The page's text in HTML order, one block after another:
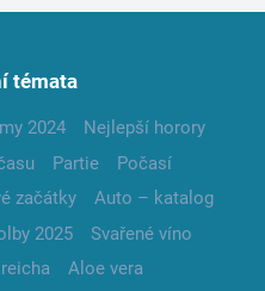
témata
2024
Nejlepší horory
Partie
Počasí
začátky
Auto – katalog
2025
Svařené víno
Aloe vera